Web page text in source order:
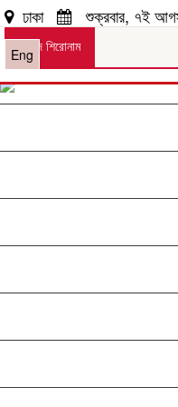
ঢাকা শুক্রবার, ৭ই
সংবাদ শিরোনাম
Eng